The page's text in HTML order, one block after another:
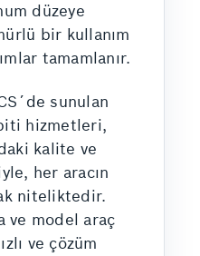
düzeye
bir kullanım
tamamlanır.
sunulan
hizmetleri,
kalite ve
her aracın
niteliktedir.
ve model araç
ve çözüm